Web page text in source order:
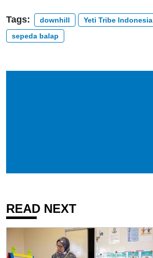
Tags: downhill Yeti Tribe Indonesia
sepeda balap
READ NEXT